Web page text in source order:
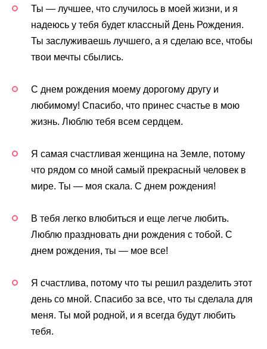
Ты — лучшее, что случилось в моей жизни, и я
надеюсь у тебя будет классный День Рождения.
Ты заслуживаешь лучшего, а я сделаю все, чтобы
твои мечты сбылись.
С днем рождения моему дорогому другу и
любимому! Спасибо, что принес счастье в мою
жизнь. Люблю тебя всем сердцем.
Я самая счастливая женщина на Земле, потому
что рядом со мной самый прекрасный человек в
мире. Ты — моя скала. С днем рождения!
В тебя легко влюбиться и еще легче любить.
Люблю праздновать дни рождения с тобой. С
днем рождения, ты — мое все!
Я счастлива, потому что ты решил разделить этот
день со мной. Спасибо за все, что ты сделала для
меня. Ты мой родной, и я всегда будут любить
тебя.